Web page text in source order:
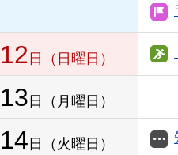
12 日（日曜日）
13 日（月曜日）
14 日（火曜日）